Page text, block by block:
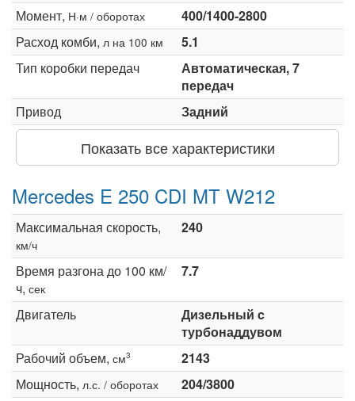
Момент, Н·м / оборотах
400/1400-2800
Расход комби, л на 100 км
5.1
Тип коробки передач
Автоматическая, 7
передач
Привод
Задний
Показать все характеристики
Mercedes E 250 CDI MT W212
Максимальная скорость,
км/ч
240
Время разгона до 100 км/
ч, сек
7.7
Двигатель
Дизельный c
турбонаддувом
Рабочий объем, см3
2143
Мощность, л.с. / оборотах
204/3800